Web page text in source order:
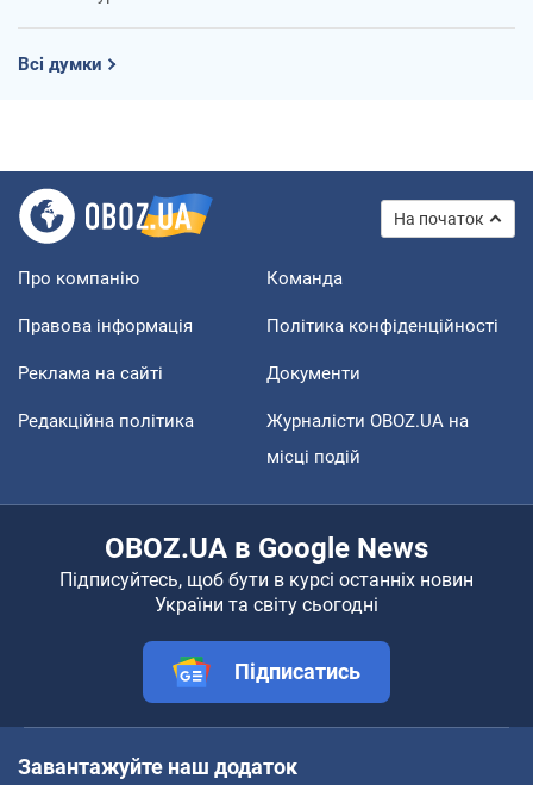
Всі думки
На початок
Про компанію Команда
Правова інформація Політика конфіденційності
Реклама на сайті Документи
Редакційна політика
Журналісти OBOZ.UA на
місці подій
OBOZ.UA в Google News
Підписуйтесь, щоб бути в курсі останніх новин
України та світу сьогодні
Підписатись
Завантажуйте наш додаток